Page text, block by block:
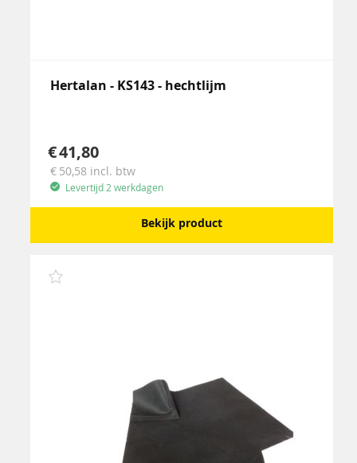
Hertalan - KS143 - hechtlijm
41,80
50,58 incl. btw
Levertijd 2 werkdagen
Bekijk product